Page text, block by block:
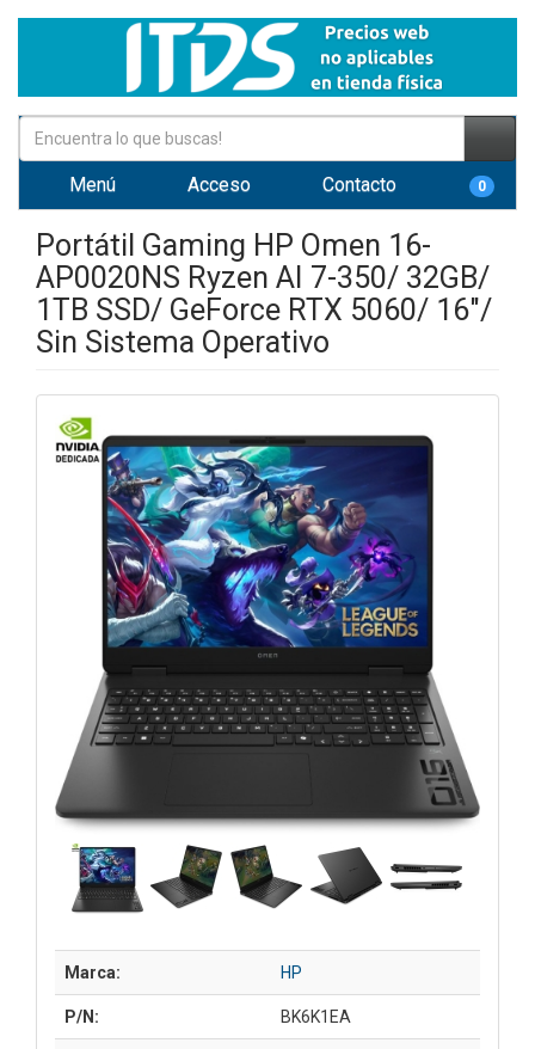
Menú Acceso Contacto 0
Portátil Gaming HP Omen 16-
AP0020NS Ryzen AI 7-350/ 32GB/
1TB SSD/ GeForce RTX 5060/ 16"/
Sin Sistema Operativo
Marca: HP
P/N: BK6K1EA